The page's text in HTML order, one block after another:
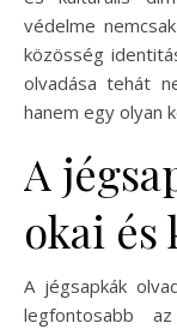
védelme
közösség
olvadása tehát
hanem egy olyan
A
okai és
A jégsapkák
legfontosabb